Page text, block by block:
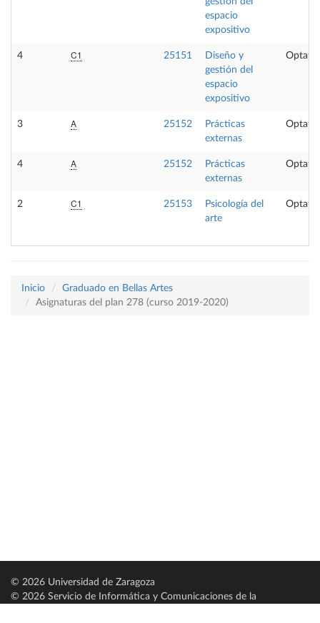
espacio
expositivo
4 C1 25151
Diseño y
gestión del
espacio
expositivo
3 A 25152
Prácticas
externas
4 A 25152
Prácticas
externas
2 C1 25153
Psicología del
arte
Inicio
Graduado en Bellas Artes
Asignaturas del plan 278 (curso 2019-2020)
© 2026 Universidad de Zaragoza
© 2026 Servicio de Informática y Comunicaciones de la